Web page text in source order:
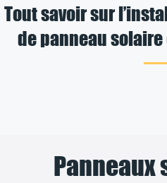
Tout savoir sur
de panneau
Panneaux